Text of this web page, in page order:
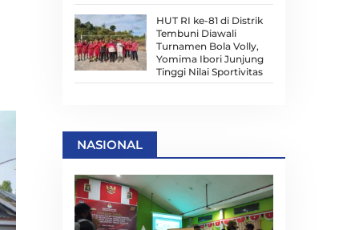
HUT RI ke-81 di Distrik
Tembuni Diawali
Turnamen Bola Volly,
Yomima Ibori Junjung
Tinggi Nilai Sportivitas
NASIONAL